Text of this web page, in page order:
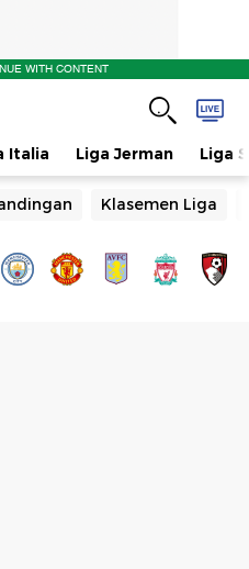
WITH CONTENT
Italia Liga Jerman Liga
Klasemen Liga